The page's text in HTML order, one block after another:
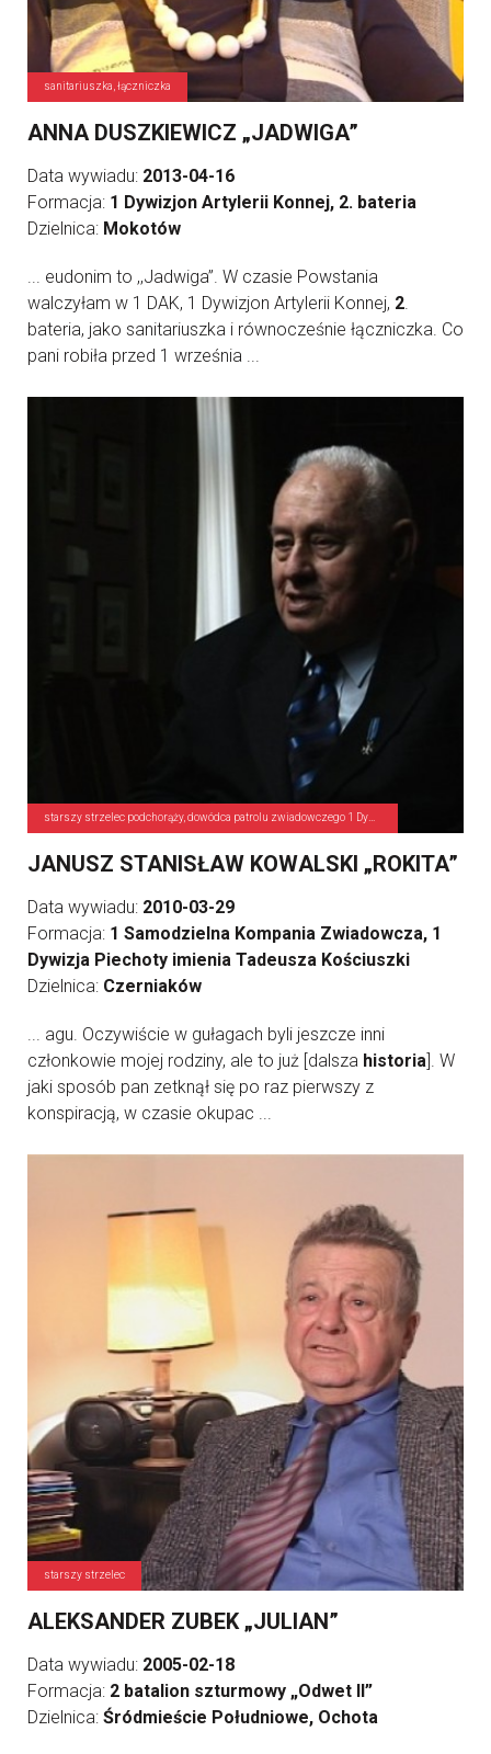
sanitariuszka, łączniczka
ANNA DUSZKIEWICZ „JADWIGA”
Data wywiadu: 2013-04-16
Formacja: 1 Dywizjon Artylerii Konnej, 2. bateria
Dzielnica: Mokotów
... eudonim to ,,Jadwiga”. W czasie Powstania
walczyłam w 1 DAK, 1 Dywizjon Artylerii Konnej, 2.
bateria, jako sanitariuszka i równocześnie łączniczka. Co
pani robiła przed 1 września ...
JANUSZ STANISŁAW KOWALSKI „ROKITA”
Data wywiadu: 2010-03-29
Formacja: 1 Samodzielna Kompania Zwiadowcza, 1
Dywizja Piechoty imienia Tadeusza Kościuszki
Dzielnica: Czerniaków
... agu. Oczywiście w gułagach byli jeszcze inni
członkowie mojej rodziny, ale to już [dalsza historia]. W
jaki sposób pan zetknął się po raz pierwszy z
konspiracją, w czasie okupac ...
starszy strzelec
ALEKSANDER ZUBEK „JULIAN”
Data wywiadu: 2005-02-18
Formacja: 2 batalion szturmowy „Odwet II”
Dzielnica: Śródmieście Południowe, Ochota